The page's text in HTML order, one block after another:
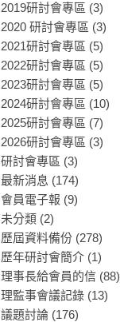
2019研討會專區 (3)
2020 研討會專區 (3)
2021研討會專區 (5)
2022研討會專區 (5)
2023研討會專區 (5)
2024研討會專區 (10)
2025研討會專區 (7)
2026研討會專區 (3)
研討會專區 (3)
最新消息 (174)
會員電子報 (9)
未分類 (2)
歷屆資料備份 (278)
歷年研討會簡介 (1)
理事長給會員的信 (88)
理監事會議記錄 (13)
議題討論 (176)